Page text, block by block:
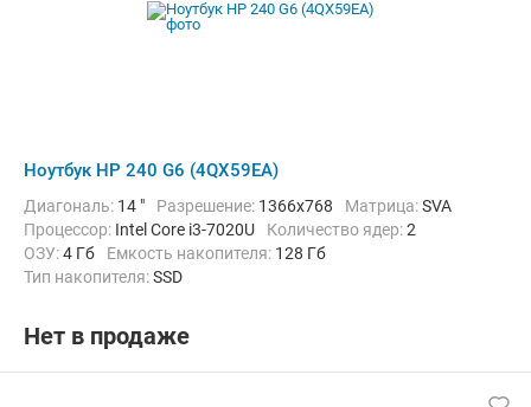
Ноутбук HP 240 G6 (4QX59EA)
Диагональ: 14 " Разрешение: 1366x768 Матрица:SVA
Процессор: Intel Core i3-7020U Количество ядер:2
ОЗУ:4 Гб Емкость накопителя: 128 Гб
Тип накопителя:SSD
Операционная система:
Вес:1.85 кг
Нет в продаже